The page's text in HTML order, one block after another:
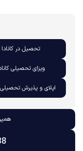
تحصیل در کانادا
ویزای تحصیلی
اپلای و پذیرش تحصیلی